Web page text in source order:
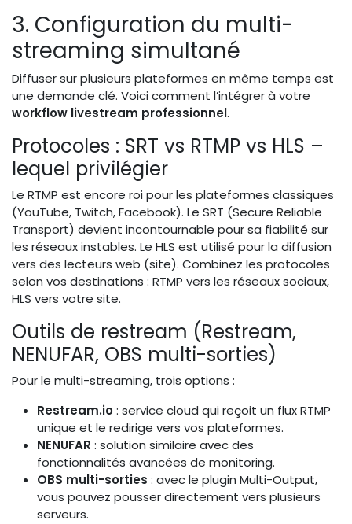
3. Configuration du multi-
streaming simultané
Diffuser sur plusieurs plateformes en même temps est
une demande clé. Voici comment l’intégrer à votre
workflow livestream professionnel.
Protocoles : SRT vs RTMP vs HLS –
lequel privilégier
Le RTMP est encore roi pour les plateformes classiques
(YouTube, Twitch, Facebook). Le SRT (Secure Reliable
Transport) devient incontournable pour sa fiabilité sur
les réseaux instables. Le HLS est utilisé pour la diffusion
vers des lecteurs web (site). Combinez les protocoles
selon vos destinations : RTMP vers les réseaux sociaux,
HLS vers votre site.
Outils de restream (Restream,
NENUFAR, OBS multi-sorties)
Pour le multi-streaming, trois options :
Restream.io: service cloud qui reçoit un flux RTMP
unique et le redirige vers vos plateformes.
NENUFAR : solution similaire avec des
fonctionnalités avancées de monitoring.
OBS multi-sorties : avec le plugin Multi-Output,
vous pouvez pousser directement vers plusieurs
serveurs.